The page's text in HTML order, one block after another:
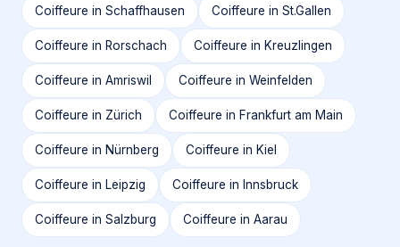
Coiffeure in Schaffhausen Coiffeure in St.Gallen
Coiffeure in Rorschach Coiffeure in Kreuzlingen
Coiffeure in Amriswil Coiffeure in Weinfelden
Coiffeure in Zürich Coiffeure in Frankfurt am Main
Coiffeure in Nürnberg Coiffeure in Kiel
Coiffeure in Leipzig Coiffeure in Innsbruck
Coiffeure in Salzburg Coiffeure in Aarau